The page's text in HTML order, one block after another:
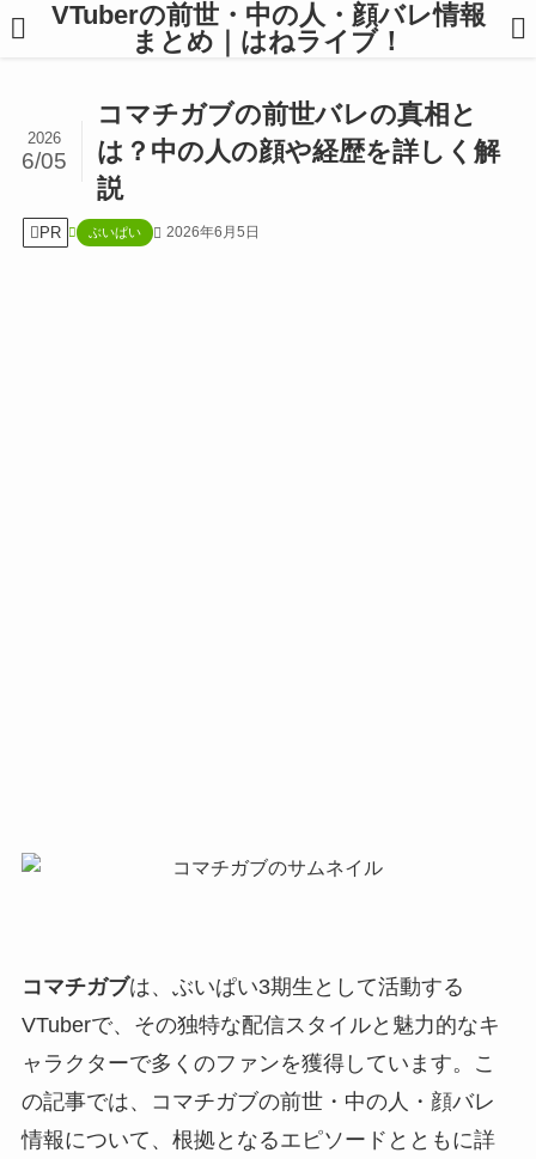
VTuberの前世・中の人・顔バレ情報
まとめ｜はねライブ！
コマチガブの前世バレの真相と
は？中の人の顔や経歴を詳しく解
説
2026
6/05
PR ぶいぱい 2026年6月5日
コマチガブは、ぶいぱい3期生として活動する
VTuberで、その独特な配信スタイルと魅力的なキ
ャラクターで多くのファンを獲得しています。こ
の記事では、コマチガブの前世・中の人・顔バレ
情報について、根拠となるエピソードとともに詳